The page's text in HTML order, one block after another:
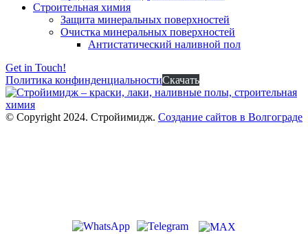
Строительная химия
Защита минеральных поверхностей
Очистка минеральных поверхностей
Антистатический наливной пол
Get in Touch!
Политика конфинденциальностиСкачать
© Copyright 2024. Стройимидж. Создание сайтов в Волгограде